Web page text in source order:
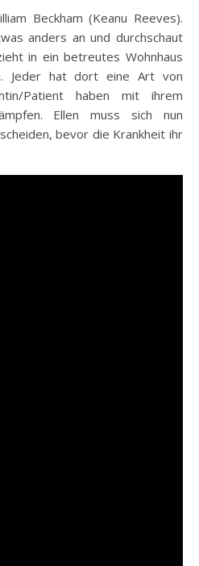
Beckham (Keanu Reeves).
anders an und durchschaut
in ein betreutes Wohnhaus
Jeder hat dort eine Art von
Patient haben mit ihrem
Ellen muss sich nun
bevor die Krankheit ihr